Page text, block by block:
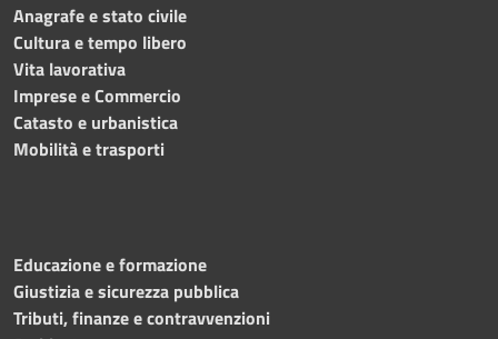
Anagrafe e stato civile
Cultura e tempo libero
Vita lavorativa
Imprese e Commercio
Catasto e urbanistica
Mobilità e trasporti
Educazione e formazione
Giustizia e sicurezza pubblica
Tributi, finanze e contravvenzioni